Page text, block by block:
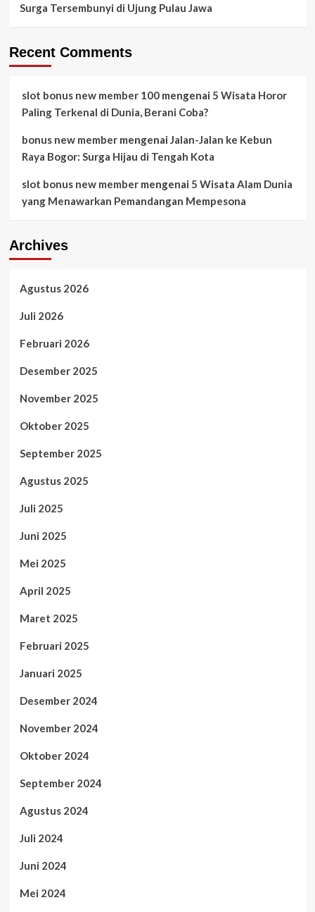
Surga Tersembunyi di Ujung Pulau Jawa
Recent Comments
slot bonus new member 100mengenai 5 Wisata Horor
Paling Terkenal di Dunia, Berani Coba?
bonus new membermengenai Jalan-Jalan ke Kebun
Raya Bogor: Surga Hijau di Tengah Kota
slot bonus new membermengenai 5 Wisata Alam Dunia
yang Menawarkan Pemandangan Mempesona
Archives
Agustus 2026
Juli 2026
Februari 2026
Desember 2025
November 2025
Oktober 2025
September 2025
Agustus 2025
Juli 2025
Juni 2025
Mei 2025
April 2025
Maret 2025
Februari 2025
Januari 2025
Desember 2024
November 2024
Oktober 2024
September 2024
Agustus 2024
Juli 2024
Juni 2024
Mei 2024